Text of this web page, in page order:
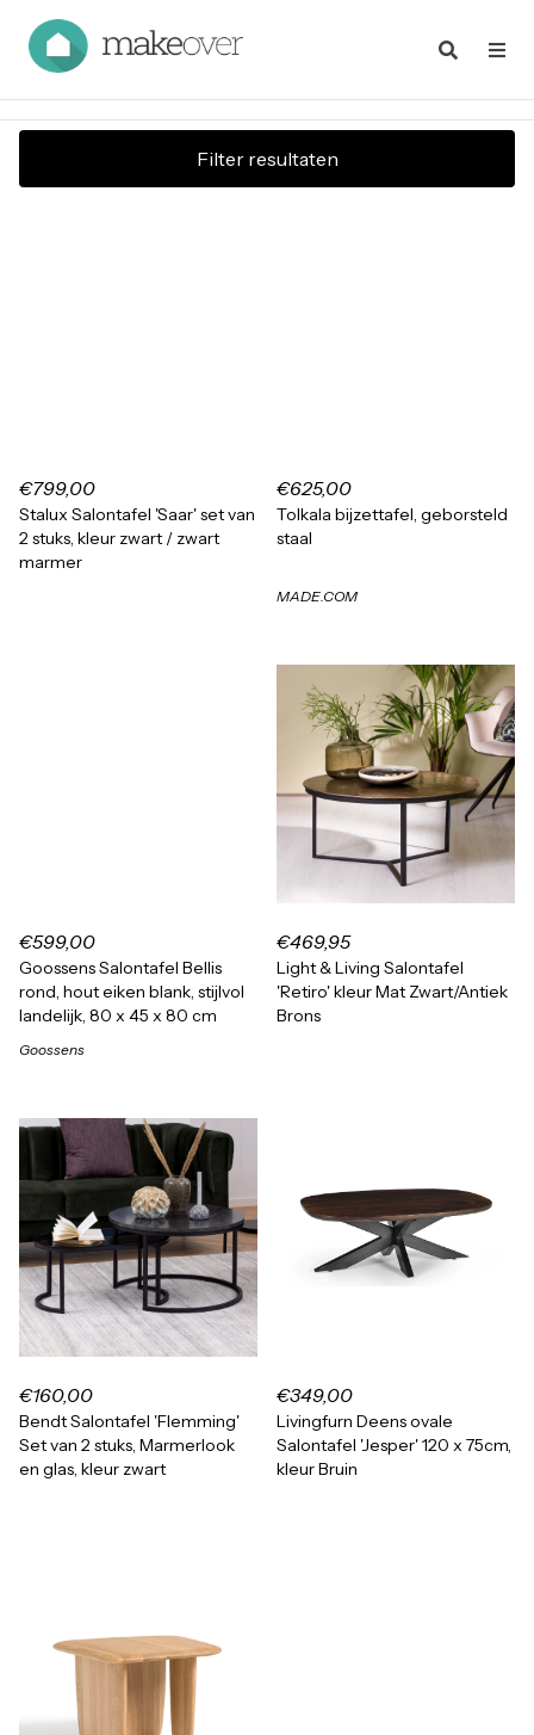
Filter resultaten
€799,00
Stalux Salontafel 'Saar' set van
2 stuks, kleur zwart / zwart
marmer
€625,00
Tolkala bijzettafel, geborsteld
staal
MADE.COM
€599,00
Goossens Salontafel Bellis
rond, hout eiken blank, stijlvol
landelijk, 80 x 45 x 80 cm
Goossens
€469,95
Light & Living Salontafel
'Retiro' kleur Mat Zwart/Antiek
Brons
€160,00
Bendt Salontafel 'Flemming'
Set van 2 stuks, Marmerlook
en glas, kleur zwart
€349,00
Livingfurn Deens ovale
Salontafel 'Jesper' 120 x 75cm,
kleur Bruin